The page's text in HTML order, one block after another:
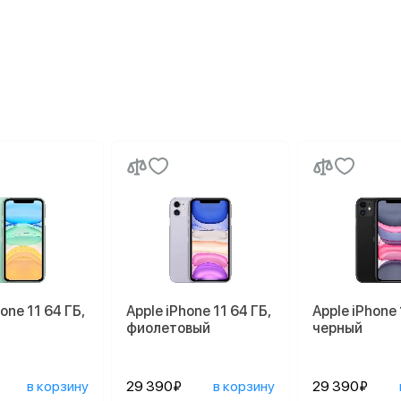
11 64 ГБ,
в корзину
Apple iPhone 11 64 ГБ,
фиолетовый
29 390₽ в корзину
Apple iPhone
черный
29 390₽